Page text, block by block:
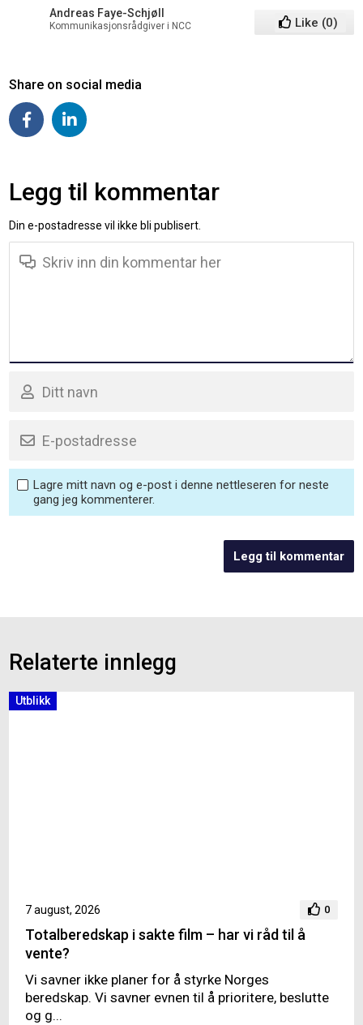
Andreas Faye-Schjøll
Kommunikasjonsrådgiver i NCC Like (0)
Share on social media
Legg til kommentar
Din e-postadresse vil ikke bli publisert.
Lagre mitt navn og e-post i denne nettleseren for neste
gang jeg kommenterer.
Relaterte innlegg
Utblikk
7 august, 2026 0
Totalberedskap i sakte film – har vi råd til å
vente?
Vi savner ikke planer for å styrke Norges
beredskap. Vi savner evnen til å prioritere, beslutte
og g...